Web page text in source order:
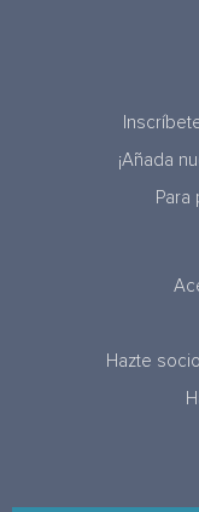
¡Añada
Para
Hazte